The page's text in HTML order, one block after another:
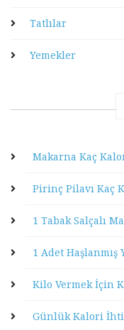
Tatlılar
Yemekler
Makarna Kaç
Pirinç Pilavı Kaç
1 Tabak Salçalı
1 Adet
Kilo Vermek İçin
Günlük Kalori